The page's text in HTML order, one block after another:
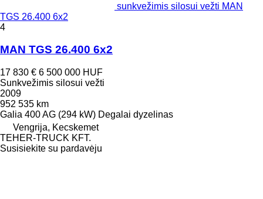
sunkvežimis silosui vežti MAN
TGS 26.400 6x2
4
MAN TGS 26.400 6x2
17 830 € 6 500 000 HUF
Sunkvežimis silosui vežti
2009
952 535 km
Galia 400 AG (294 kW) Degalai dyzelinas
Vengrija, Kecskemet
TEHER-TRUCK KFT.
Susisiekite su pardavėju